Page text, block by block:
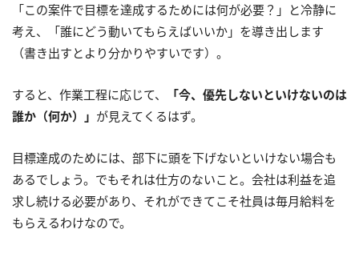
「この案件で目標を達成するためには何が必要？」と冷静に
考え、「誰にどう動いてもらえばいいか」を導き出します
（書き出すとより分かりやすいです）。
すると、作業工程に応じて、
「今、優先しないといけないのは
誰か（何か）」 が見えてくるはず。
目標達成のためには、部下に頭を下げないといけない場合も
あるでしょう。でもそれは仕方のないこと。会社は利益を追
求し続ける必要があり、それができてこそ社員は毎月給料を
もらえるわけなので。